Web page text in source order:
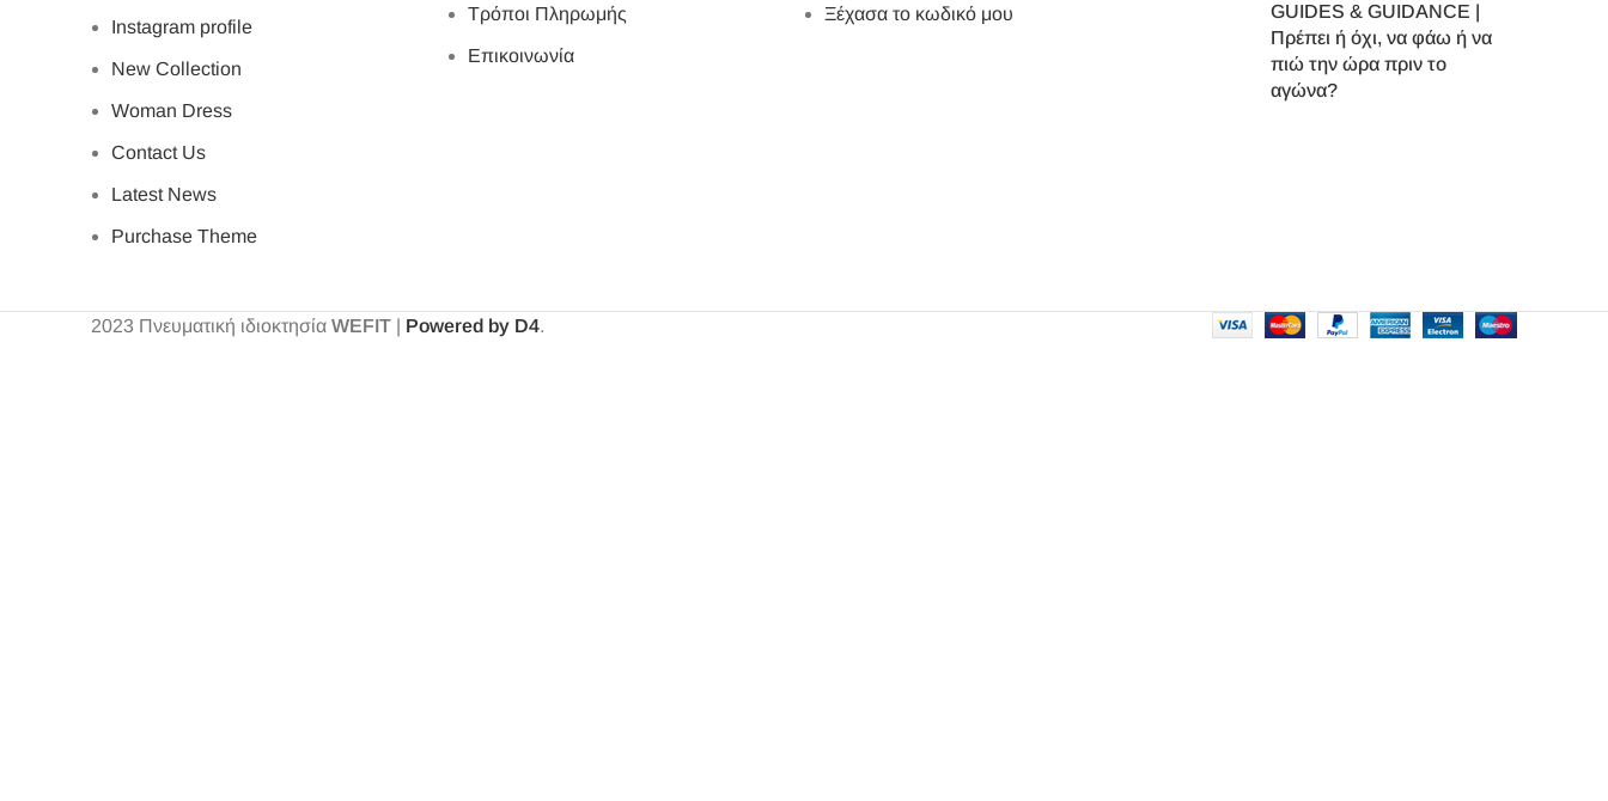
Instagram profile
New Collection
Woman Dress
Contact Us
Latest News
Purchase Theme
Τρόποι Πληρωμής
Επικοινωνία
Ξέχασα το κωδικό μου
GUIDES & GUIDANCE |
Πρέπει ή όχι, να φάω ή να
πιώ την ώρα πριν το
αγώνα?
2023 Πνευματική ιδιοκτησία WEFIT | Powered by D4.